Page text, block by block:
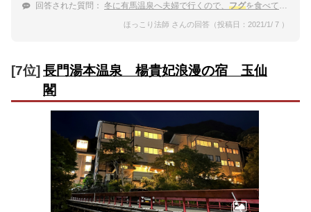
回答された質問： 冬に有馬温泉へ夫婦で行くので、 フグを食べて温泉に入りたいです。
ほっこり法師 さんの回答（投稿日：2021/1/ 7 ）
[7位]長門湯本温泉 楊貴妃浪漫の宿 玉仙
閣